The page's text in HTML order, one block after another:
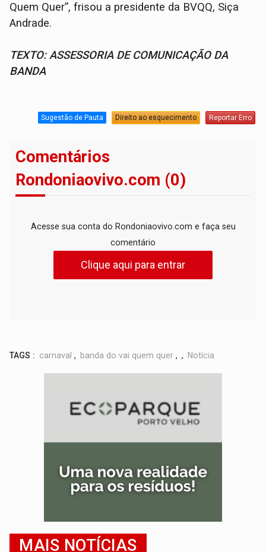
Quem Quer”, frisou a presidente da BVQQ, Siça
Andrade.
TEXTO: ASSESSORIA DE COMUNICAÇÃO DA
BANDA
Sugestão de Pauta Direito ao esquecimento Reportar Erro
Comentários
Rondoniaovivo.com (0)
Acesse sua conta do Rondoniaovivo.com e faça seu
comentário
Clique aqui para entrar
TAGS : carnaval , banda do vai quem quer , , Notícia
MAIS NOTÍCIAS